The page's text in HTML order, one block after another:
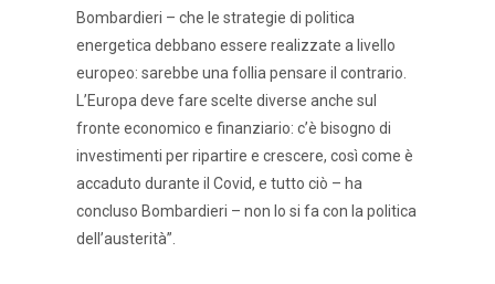
Bombardieri – che le strategie di politica
energetica debbano essere realizzate a livello
europeo: sarebbe una follia pensare il contrario.
L’Europa deve fare scelte diverse anche sul
fronte economico e finanziario: c’è bisogno di
investimenti per ripartire e crescere, così come è
accaduto durante il Covid, e tutto ciò – ha
concluso Bombardieri – non lo si fa con la politica
dell’austerità”.